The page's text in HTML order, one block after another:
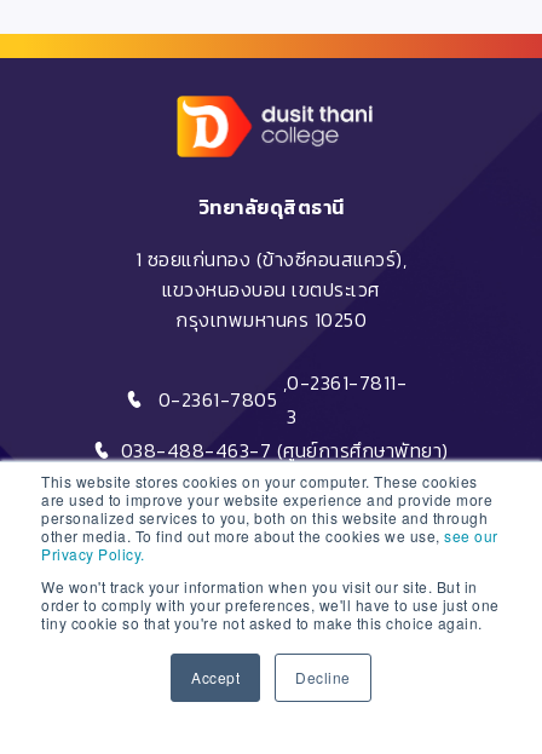
This website stores cookies on your computer. These cookies
are used to improve your website experience and provide more
personalized services to you, both on this website and through
other media. To find out more about the cookies we use, see our
Privacy Policy.
We won't track your information when you visit our site. But in
order to comply with your preferences, we'll have to use just one
tiny cookie so that you're not asked to make this choice again.
Accept Decline
วิทยาลัยดุสิตธานี
1 ซอยแก่นทอง (ข้างซีคอนสแควร์),
แขวงหนองบอน เขตประเวศ
กรุงเทพมหานคร 10250
0-2361-7805
,0-2361-7811-
3
038-488-463-7 (ศูนย์การศึกษาพัทยา)
DTC HOTLINE
FAQs
ติดต่อฝ่ายรับสมัครหลักสูตรระยะสั้น